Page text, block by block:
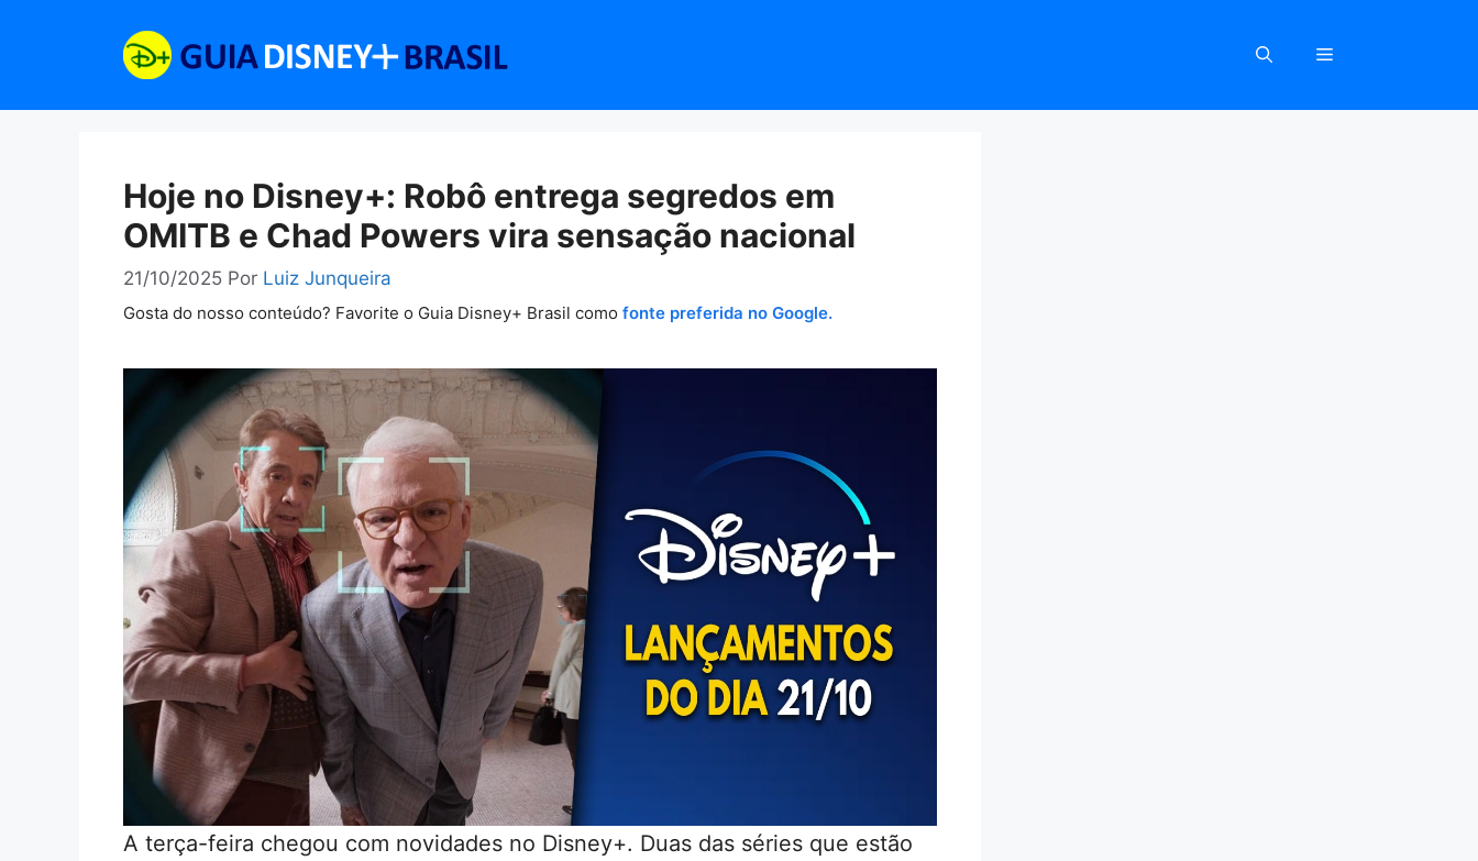
Hoje no Disney+: Robô entrega segredos em
OMITB e Chad Powers vira sensação nacional
21/10/2025 Por Luiz Junqueira
Gosta do nosso conteúdo? Favorite o Guia Disney+ Brasil como fonte preferida no Google.
A terça-feira chegou com novidades no Disney+. Duas das séries que estão